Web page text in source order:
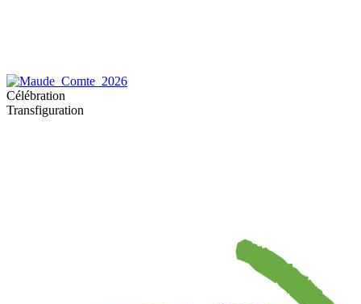
Célébration
Transfiguration